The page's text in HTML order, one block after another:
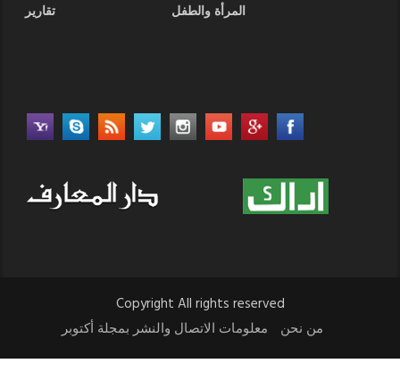
المرأة والطفل
تقارير
Copyright All rights reserved
من نحن
معلومات الاتصال والنشر بمجلة أكتوبر